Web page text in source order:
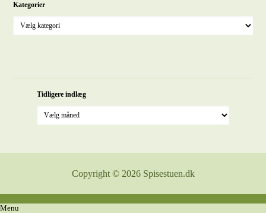
Kategorier
Tidligere indlæg
Copyright © 2026 Spisestuen.dk
Menu